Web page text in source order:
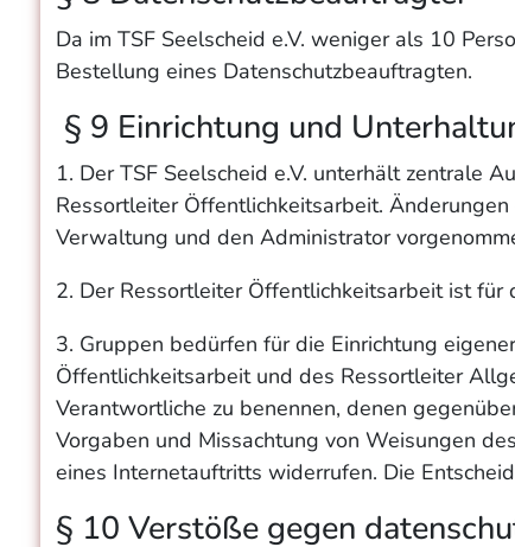
Da im TSF Seelscheid e.V. weniger als 10
Bestellung eines Datenschutzbeauftragten.
§ 9 Einrichtung und
1. Der TSF Seelscheid e.V. unterhält zentrale
Ressortleiter Öffentlichkeitsarbeit.
Verwaltung und den Administrator
2. Der Ressortleiter Öffentlichkeitsarbeit ist
3. Gruppen bedürfen für die Einrichtung
Öffentlichkeitsarbeit und des Ressortleiter
Verantwortliche zu benennen, denen
Vorgaben und Missachtung von Weisungen
eines Internetauftritts widerrufen. Die
§ 10 Verstöße gegen